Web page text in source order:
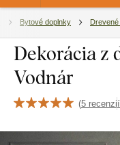
Bytové doplnky
Dekorácia z
Vodnár
(5 recenzií